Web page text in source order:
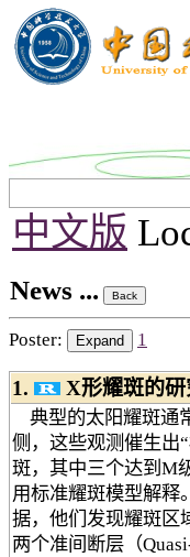
中文版
News ...
Poster: 1
1. X形耀斑的
典型的太阳耀斑通
侧，这些观测催生出
斑，其中三个达到M
用标准耀斑模型解释
据，他们发现耀斑区
两个准间断层（